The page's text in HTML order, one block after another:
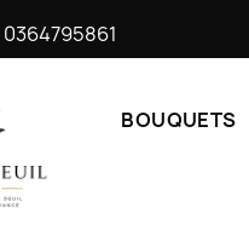
0364795861
BOUQUETS